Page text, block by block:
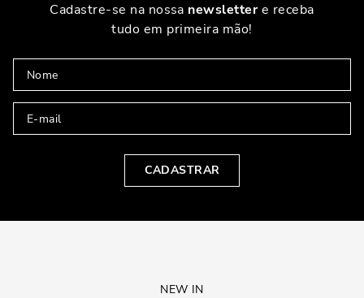
Cadastre-se na nossa newslettere receba
tudo em primeira mão!
CADASTRAR
NEW IN